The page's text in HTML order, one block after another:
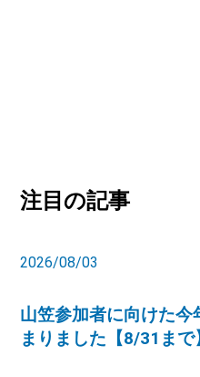
注目の記事
2026/08/03
山笠参加者に向けた
まりました【8/31まで